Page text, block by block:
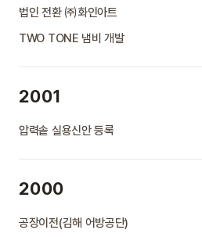
법인 전환 ㈜화인아트
TWO TONE 냄비 개발
2001
압력솥 실용신안 등록
2000
공장이전(김해 어방공단)